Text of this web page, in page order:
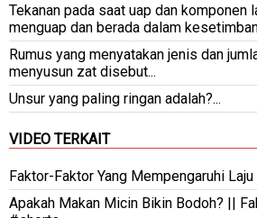
Tekanan pada saat uap dan komponen
menguap dan berada dalam
Rumus yang menyatakan jenis dan
menyusun zat disebut...
Unsur yang paling ringan adalah?...
VIDEO TERKAIT
Faktor-Faktor Yang Mempengaruhi
Apakah Makan Micin Bikin Bodoh? ||